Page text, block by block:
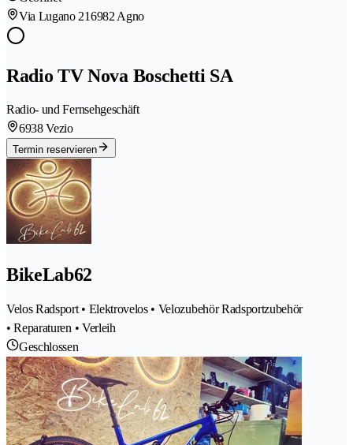
Via Lugano 216982 Agno
Radio TV Nova Boschetti SA
Radio- und Fernsehgeschäft
6938 Vezio
Termin reservieren
BikeLab62
Velos Radsport • Elektrovelos • Velozubehör Radsportzubehör
• Reparaturen • Verleih
Geschlossen